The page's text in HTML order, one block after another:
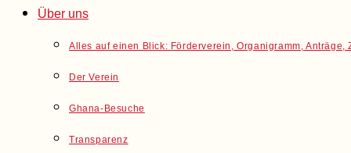
Über uns
Alles auf einen Blick: Förderverein, Organigramm, Anträge,
Der Verein
Ghana-Besuche
Transparenz